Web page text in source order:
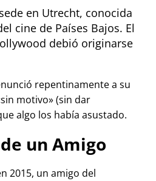
en Utrecht, conocida
cine de Países Bajos. El
debió originarse
repentinamente a su
sin motivo (sin dar
algo los había asustado.
un Amigo
2015, un amigo del